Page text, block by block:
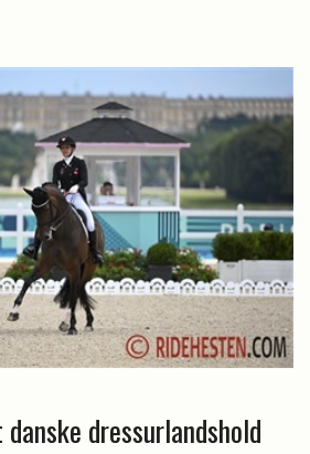
dressurlandshold